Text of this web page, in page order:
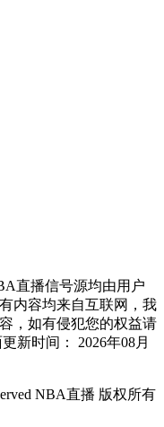
直播信号源均由用户
内容均来自互联网，我
，如有侵犯您的权益请
新时间： 2026年08月
NBA直播 版权所有